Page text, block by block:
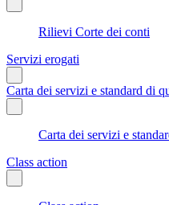
Rilievi Corte dei conti
Servizi erogati
Carta dei servizi e standard di
Carta dei servizi e
Class action